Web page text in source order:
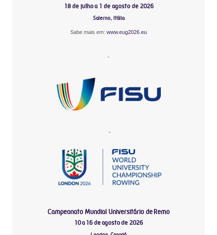
18 de julho a 1 de agosto de 2026
Salerno, Itália
Sabe mais em: www.eug2026.eu
-
-
Campeonato Mundial Universitário de Remo
10 a 16 de agosto de 2026